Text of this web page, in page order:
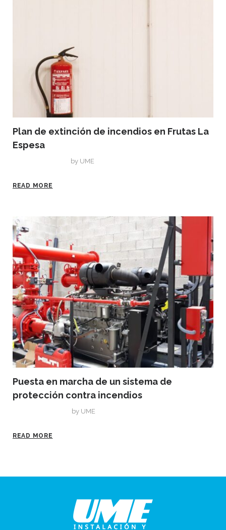
Plan de extinción de incendios en Frutas La
Espesa
by UME
READ MORE
Puesta en marcha de un sistema de
protección contra incendios
by UME
READ MORE